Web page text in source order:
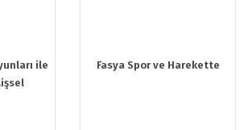
ile
Fasya Spor ve Harekette